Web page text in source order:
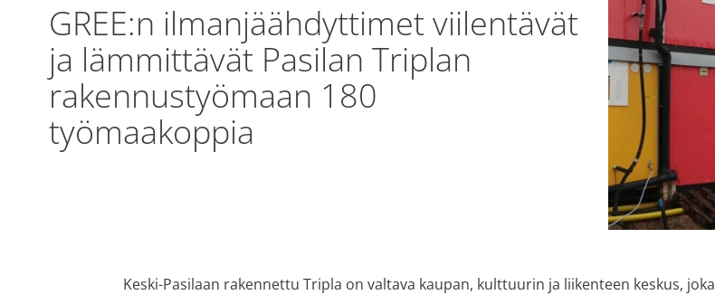
GREE:n ilmanjäähdyttimet viilentävät
ja lämmittävät Pasilan Triplan
rakennustyömaan 180
työmaakoppia
Keski-Pasilaan rakennettu Tripla on valtava kaupan, kulttuurin ja liikenteen keskus, joka